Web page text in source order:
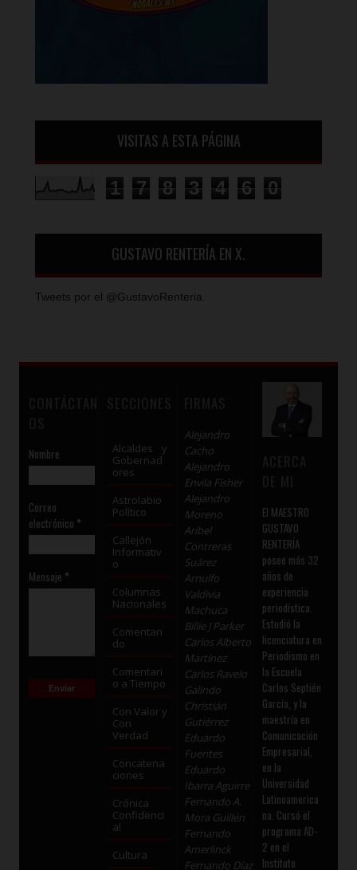
VISITAS A ESTA PÁGINA
1 7 8 3 4 6 0
GUSTAVO RENTERÍA EN X.
Tweets por el @GustavoRenteria.
Nombre
Correo
electrónico *
Mensaje *
Alcaldes y
Gobernad
ores
Astrolabio
Político
Callejón
Informativ
o
Columnas
Nacionales
Comentan
do
Comentari
o a Tiempo
Con Valor y
Con
Verdad
Concatena
ciones
Crónica
Confidenci
al
Cultura
Alejandro
Cacho
Alejandro
Envila Fisher
Alejandro
Moreno
Aribel
Contreras
Suárez
Arnulfo
Valdivia
Machuca
Billie J Parker
Carlos Alberto
Martínez
Carlos Ravelo
Galindo
Christián
Gutiérrez
Eduardo
Fuentes
Eduardo
Ibarra Aguirre
Fernando A.
Mora Guillén
Fernando
Amerlinck
Fernando Díaz
El MAESTRO
GUSTAVO
RENTERÍA
posee más 32
años de
experiencia
periodística.
Estudió la
licenciatura en
Periodismo en
la Escuela
Carlos Septién
García, y la
maestría en
Comunicación
Empresarial,
en la
Universidad
Latinoamerica
na. Cursó el
programa AD-
2 en el
Instituto